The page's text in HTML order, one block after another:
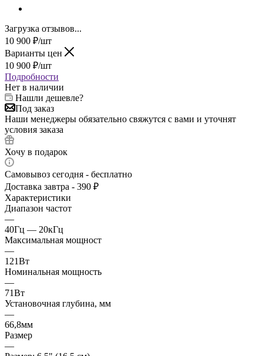
Загрузка отзывов...
10 900 ₽/шт
Варианты цен
10 900 ₽/шт
Подробности
Нет в наличии
Нашли дешевле?
Под заказ
Наши менеджеры обязательно свяжутся с вами и уточнят
условия заказа
Хочу в подарок
Самовывоз сегодня - бесплатно
Доставка завтра - 390 ₽
Характеристики
Диапазон частот
—
40Гц — 20кГц
Максимальная мощност
—
121Вт
Номинальная мощность
—
71Вт
Установочная глубина, мм
—
66,8мм
Размер
—